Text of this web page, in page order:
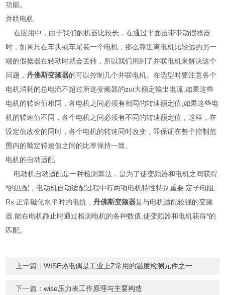
功能。
并联电机
在应用中，由于我们的机器比较长，在通过平面皮带带动假捻器
时，如果只在车头或车尾装一个电机，那么靠近离电机比较远的另一
端的假捻器在转动时就会丢转，所以我们用到了并联电机来解决这个
问题，丹佛斯变频器的可以控制几个并联电机。在选型时要注意各个
电机消耗的总电流不超过所选变频器的zui大额定输出电流.如果这些
电机的转速值相同，各电机之间必须有相同的转速额定值,如果这些电
机的转速值不同，各个电机之间必须有不同的转速额定值，这样，在
设定值改变的同时，各个电机的转速同时改变，即保证在整个控制范
围内的额定转速值之间的比率保持一致。
电机的自动适配
电动机自动适配是一种检测算法，是为了使变频器和电机之间获得
*的匹配，电动机自动适配过程中有两项电机特性特别重要:定子电阻,
Rs.正常磁化水平时的电抗，丹佛斯变频器是与电机适配较强的变频
器.能在电机静止时通过检测电机的各种数值,使变频器和电机获得*的
匹配。
上一篇：WISE热电偶是工业上Z常用的温度检测元件之一
下一篇：wise压力表工作原理与主要构造